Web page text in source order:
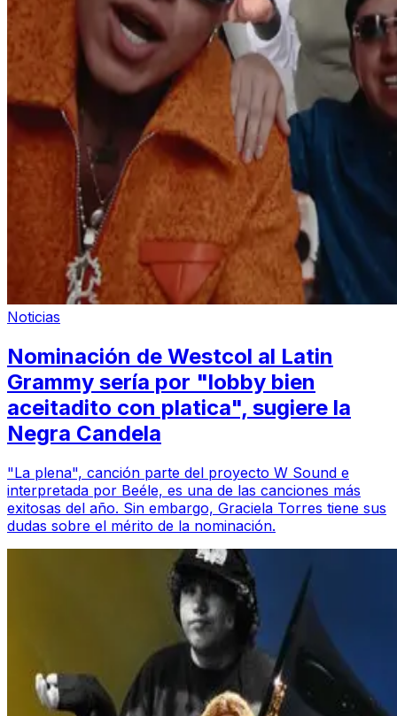
Noticias
Nominación de Westcol al Latin
Grammy sería por "lobby bien
aceitadito con platica", sugiere la
Negra Candela
"La plena", canción parte del proyecto W Sound e
interpretada por Beéle, es una de las canciones más
exitosas del año. Sin embargo, Graciela Torres tiene sus
dudas sobre el mérito de la nominación.